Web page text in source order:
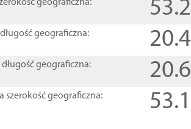
geograficzna:
geograficzna:
geograficzna:
szerokość geograficzna: